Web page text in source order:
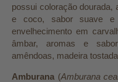
possui coloração dourada,
e coco, sabor suave e
envelhecimento em
âmbar, aromas e
amêndoas, madeira
Amburana (Amburana